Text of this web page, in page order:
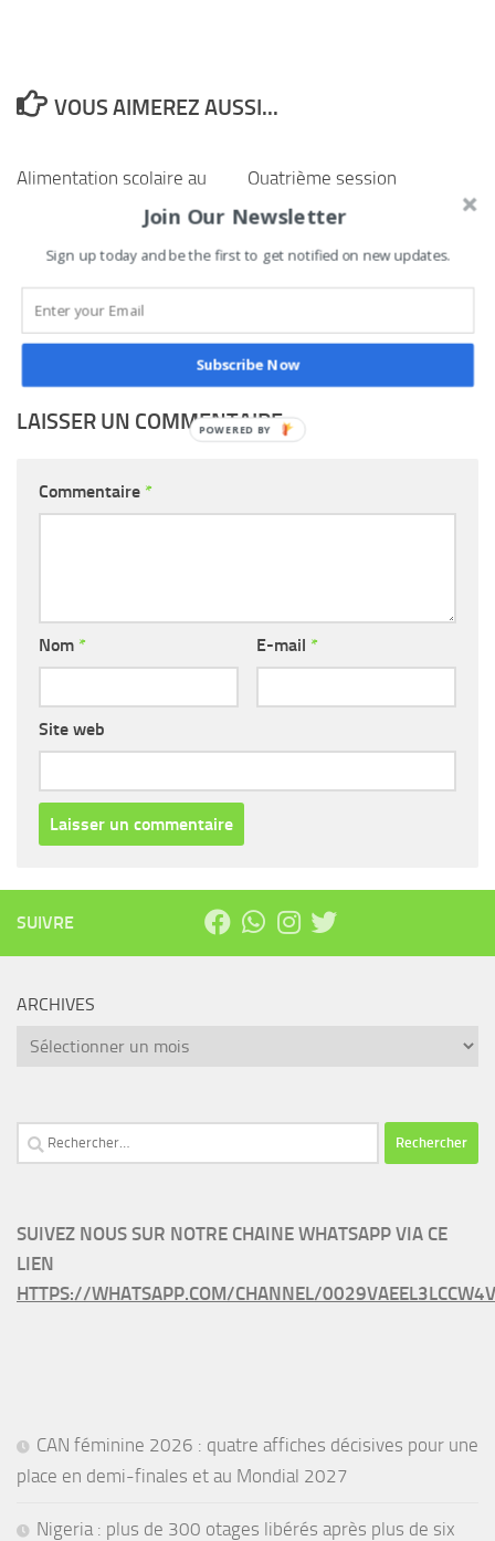
VOUS AIMEREZ AUSSI...
Alimentation scolaire au
Bénin : cap sur les acquis
et regard vers l’avenir
Quatrième session
ordinaire à Adjarra : le
point et se projette vers
2026
30 OCTOBRE 2025
LAISSER UN COMMENTAIRE
Commentaire *
Nom * E-mail *
Site web
SUIVRE
ARCHIVES
Archives
Rechercher :
SUIVEZ NOUS SUR NOTRE CHAINE WHATSAPP VIA CE
LIEN
HTTPS://WHATSAPP.COM/CHANNEL/
CAN féminine 2026 : quatre affiches décisives pour une
place en demi-finales et au Mondial 2027
Nigeria : plus de 300 otages libérés après plus de six
Join Our Newsletter
Sign up today and be the first to get notified on new updates.
Subscribe Now